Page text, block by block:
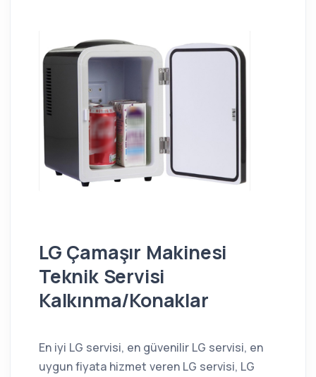
LG Çamaşır Makinesi
Teknik Servisi
Kalkınma/Konaklar
En iyi LG servisi, en güvenilir LG servisi, en
uygun fiyata hizmet veren LG servisi, LG